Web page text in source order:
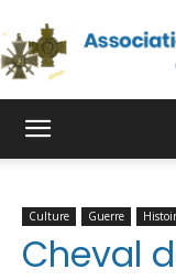
Culture Guerre
Cheval